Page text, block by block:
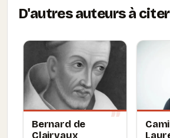
D'autres auteurs à citer
Bernard de
Clairvaux